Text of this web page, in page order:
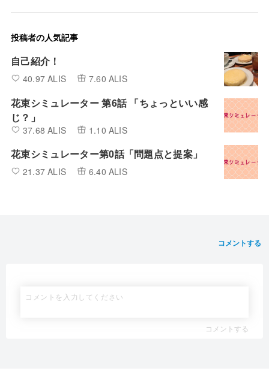
投稿者の人気記事
自己紹介！
40.97 ALIS 7.60 ALIS
花束シミュレーター 第6話 「ちょっといい感
じ？」
37.68 ALIS 1.10 ALIS
花束シミュレーター第0話「問題点と提案」
21.37 ALIS 6.40 ALIS
コメントする
コメントする